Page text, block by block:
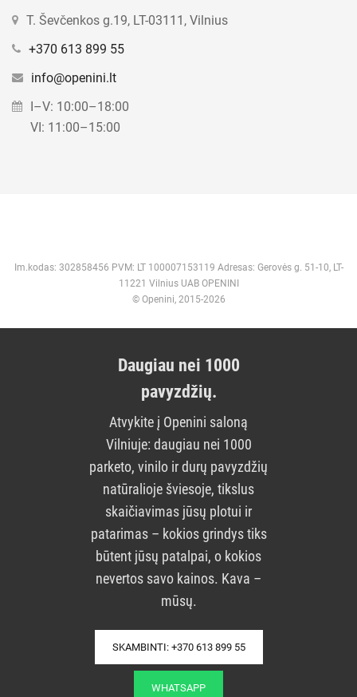
T. Ševčenkos g.19, LT-03111, Vilnius
+370 613 899 55
info@openini.lt
I–V: 10:00–18:00
VI: 11:00–15:00
Im.kodas: 302858456 PVM: LT 100007153119 Adresas: Gerovės g. 51-10, LT-
11221 Vilnius UAB OPENINI
© Openini, 2015-2026
Daugiau nei 1000
pavyzdžių.
Atvykite į Openini saloną
Vilniuje: daugiau nei 1000
parketo, vinilo ir durų pavyzdžių
natūralioje šviesoje, tikslus
skaičiavimas jūsų plotui ir
patarimas – kokios grindys tiks
būtent jūsų patalpai, o kokios
nevertos savo kainos. Kava –
mūsų.
SKAMBINTI: +370 613 899 55
WHATSAPP